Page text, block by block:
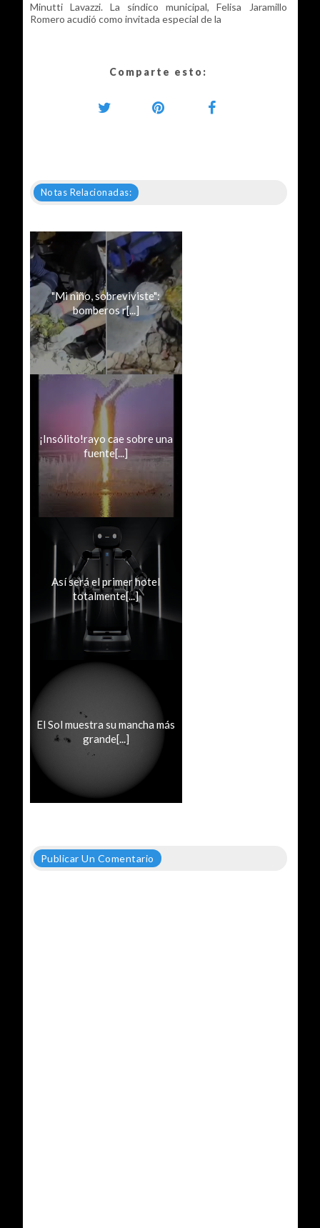
Minutti Lavazzi. La síndico municipal, Felisa Jaramillo
Romero acudió como invitada especial de la
Comparte esto:
Notas Relacionadas:
"Mi niño, sobreviviste":
bomberos r[...]
¡Insólito!rayo cae sobre una
fuente[...]
Así será el primer hotel
totalmente[...]
El Sol muestra su mancha más
grande[...]
Publicar Un Comentario